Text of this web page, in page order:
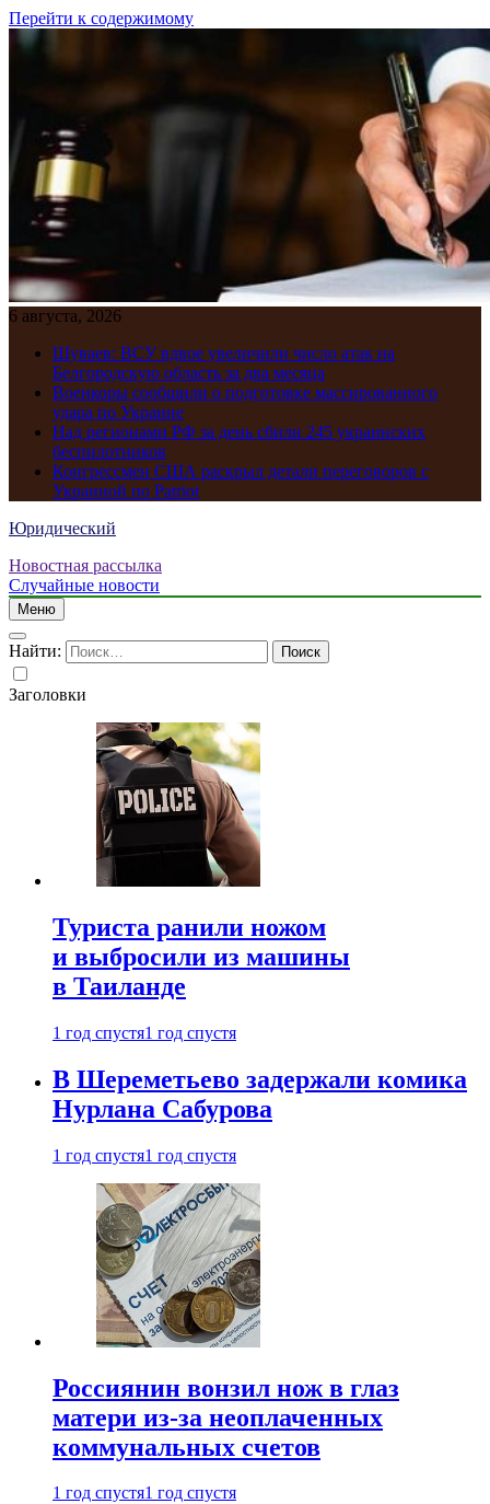
Перейти к содержимому
6 августа, 2026
Шуваев: ВСУ вдвое увеличили число атак на
Белгородскую область за два месяца
Военкоры сообщили о подготовке массированного
удара по Украине
Над регионами РФ за день сбили 245 украинских
беспилотников
Конгрессмен США раскрыл детали переговоров с
Украиной по Patriot
Юридический
Новостная рассылка
Случайные новости
Меню
Найти:
Заголовки
Туриста ранили ножом
и выбросили из машины
в Таиланде
1 год спустя1 год спустя
В Шереметьево задержали комика
Нурлана Сабурова
1 год спустя1 год спустя
Россиянин вонзил нож в глаз
матери из-за неоплаченных
коммунальных счетов
1 год спустя1 год спустя